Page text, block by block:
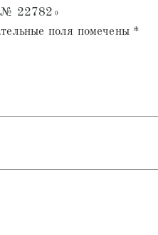
№ 22782»
поля помечены *